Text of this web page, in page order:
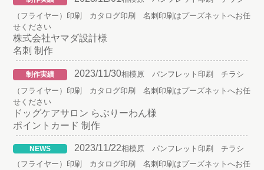
（フライヤー）印刷 カタログ印刷 名刺印刷はプーズネットへお任
せください
株式会社ヤマダ設計様
名刺 制作
制作実績 2023/11/30相模原 パンフレット印刷 チラシ
（フライヤー）印刷 カタログ印刷 名刺印刷はプーズネットへお任
せください
ドッグケアサロン らぶりーわん様
ポイントカード 制作
NEWS 2023/11/22相模原 パンフレット印刷 チラシ
（フライヤー）印刷 カタログ印刷 名刺印刷はプーズネットへお任